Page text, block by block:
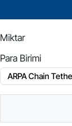
Miktar
Para Birimi